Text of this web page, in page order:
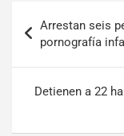
Arrestan seis
pornografía
Detienen a 22